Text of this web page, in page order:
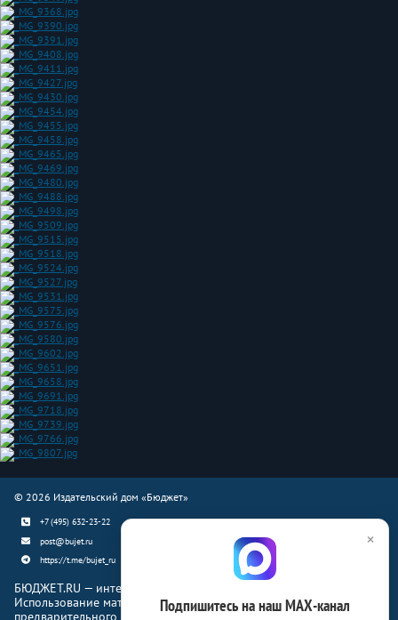
© 2026 Издательский дом «Бюджет»
+7 (495) 632-23-22
post@bujet.ru
https://t.me/bujet_ru
БЮДЖЕТ.RU — интернет-издание о финансовой жизни страны.
Использование материалов Бюджет.ru разрешено только с
предварительного письменного согласия правообладателей.
×
Подпишитесь на наш МАХ-канал